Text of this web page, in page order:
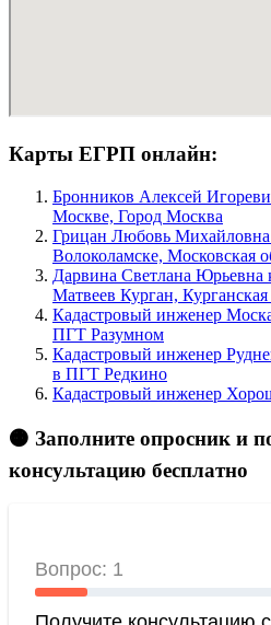
Карты ЕГРП онлайн:
Бронников Алексей
Москве, Город Москва
Грицан Любовь
Волоколамске, Московская
Дарвина Светлана Юрьевна
Матвеев Курган, Курганская
Кадастровый инженер
ПГТ Разумном
Кадастровый инженер
в ПГТ Редкино
Кадастровый инженер
🟠 Заполните опросник и
консультацию бесплатно